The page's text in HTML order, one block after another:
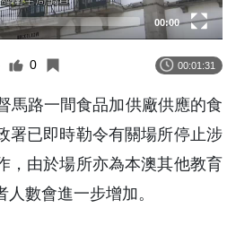
00:00
0 00:01:31
馬路一間食品加供廠供應的食
署已即時勒令有關場所停止涉
，由於場所亦為本澳其他教育
數會進一步增加。